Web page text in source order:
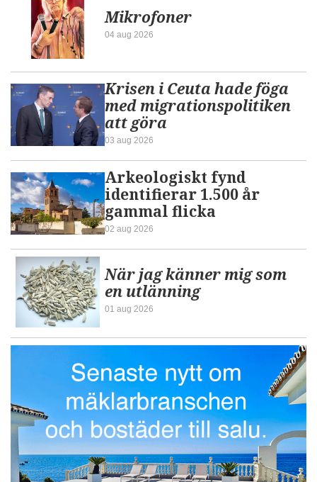
Mikrofoner
04 aug 2026
Krisen i Ceuta hade föga
med migrationspolitiken
att göra
03 aug 2026
Arkeologiskt fynd
identifierar 1.500 år
gammal flicka
02 aug 2026
När jag känner mig som
en utlänning
01 aug 2026